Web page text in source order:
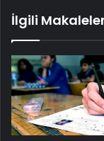
İlgili